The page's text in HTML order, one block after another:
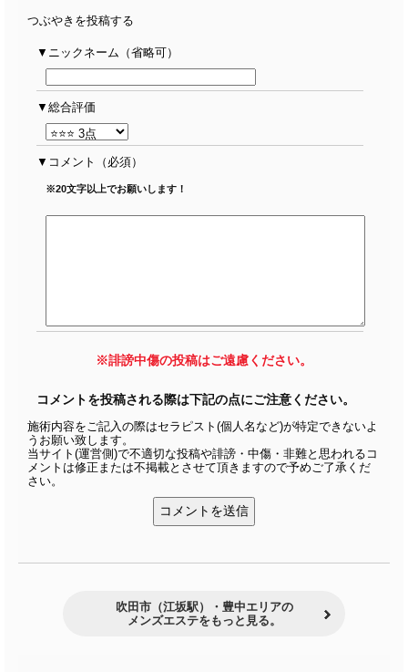
つぶやきを投稿する
ニックネーム（省略可）
総合評価
コメント （必須）
※20文字以上でお願いします！
※誹謗中傷の投稿はご遠慮ください。
コメントを投稿される際は下記の点にご注意ください。
施術内容をご記入の際はセラピスト(個人名など)が特定できないよ
うお願い致します。
当サイト(運営側)で不適切な投稿や誹謗・中傷・非難と思われるコ
メントは修正または不掲載とさせて頂きますので予めご了承くだ
さい。
吹田市（江坂駅）・豊中エリアの
メンズエステをもっと見る。